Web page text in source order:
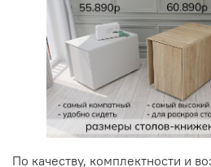
По качеству, комплектности и